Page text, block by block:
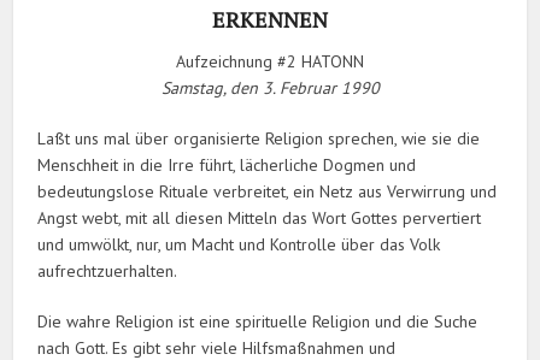
ERKENNEN
Aufzeichnung #2 HATONN
Samstag, den 3. Februar 1990
Laßt uns mal über organisierte Religion sprechen, wie sie die
Menschheit in die Irre führt, lächerliche Dogmen und
bedeutungslose Rituale verbreitet, ein Netz aus Verwirrung und
Angst webt, mit all diesen Mitteln das Wort Gottes pervertiert
und umwölkt, nur, um Macht und Kontrolle über das Volk
aufrechtzuerhalten.
Die wahre Religion ist eine spirituelle Religion und die Suche
nach Gott. Es gibt sehr viele Hilfsmaßnahmen und